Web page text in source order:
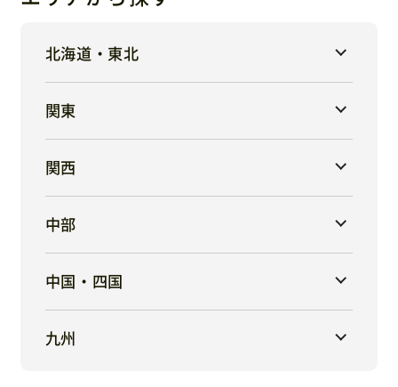
北海道・東北
関東
関西
中部
中国・四国
九州